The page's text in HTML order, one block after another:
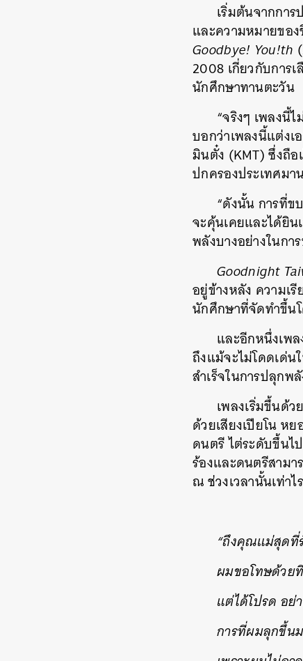
เริ่มต้นจากกา
และความหมายขอ
Goodbye! You!th
2008 เกี่ยวกับการ
นักศึกษาทานตะวัน
“จริงๆ เพลงนี้
บอกว่าเพลงนี้แต่ง
มินตั๋ง (KMT) ซึ่งถือ
ปกครองประเทศมา
“ดังนั้น การที่
จะคุ้นเคยและได้ยิ
พลังบางอย่างในกา
Goodnight
อยู่ข้างหลัง ความเ
นักศึกษาที่จัดทำขึ้น
และอีกหนึ่งเพ
ถึงแม้จะไม่โดดเด่
สำเร็จในการปลุกพ
เพลงเริ่มขึ้นด้
ด้วยเสียงเปียโน ห
ดนตรี ไต่ระดับขึ้นไ
ร้องและดนตรีสาม
ณ ช่วงเวลานั้นเท่าไร
“ถึงคุณแม่สุดที่
ผมขอโทษด้วย
แต่ได้โปรด อย่
การที่ผมลุกขึ้น